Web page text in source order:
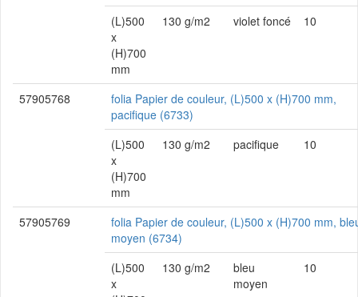
(L)500
x
(H)700
mm
130 g/m2 violet foncé 10
57905768
folia Papier de couleur, (L)500 x (H)700 mm,
pacifique (6733)
(L)500
x
(H)700
mm
130 g/m2 pacifique 10
57905769
folia Papier de couleur, (L)500 x (H)700 mm,
moyen (6734)
(L)500
x
130 g/m2
bleu
moyen
10